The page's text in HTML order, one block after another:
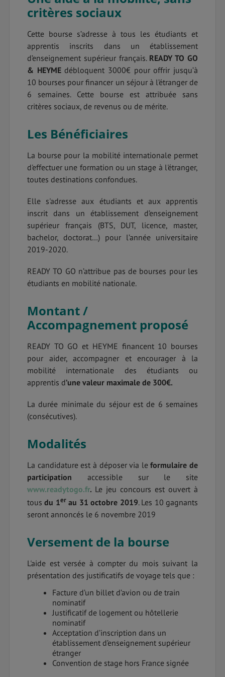
critères sociaux
Cette bourse s’adresse à tous les étudiants et
apprentis inscrits dans un établissement
d’enseignement supérieur français. READY TO GO
& HEYMEdébloquent 3000€ pour offrir jusqu’à
10 bourses pour financer un séjour à l’étranger de
6 semaines. Cette bourse est attribuée sans
critères sociaux, de revenus ou de mérite.
Les Bénéficiaires
La bourse pour la mobilité internationale permet
d'effectuer une formation ou un stage à l'étranger,
toutes destinations confondues.
Elle s'adresse aux étudiants et aux apprentis
inscrit dans un établissement d’enseignement
supérieur français (BTS, DUT, licence, master,
bachelor, doctorat…) pour l’année universitaire
2019-2020.
READY TO GO n’attribue pas de bourses pour les
étudiants en mobilité nationale.
Montant /
Accompagnement proposé
READY TO GO et HEYME financent 10 bourses
pour aider, accompagner et encourager à la
mobilité internationale des étudiants ou
apprentis d’une valeur maximale de 300€.
La durée minimale du séjour est de 6 semaines
(consécutives).
Modalités
La candidature est à déposer via leformulaire de
participation accessible sur le site
www.readytogo.fr. Le jeu concours est ouvert à
tousdu 1erau 31 octobre 2019. Les 10 gagnants
seront annoncés le 6 novembre 2019
Versement de la bourse
L'aide est versée à compter du mois suivant la
présentation des justificatifs de voyage tels que :
Facture d’un billet d’avion ou de train
nominatif
Justificatif de logement ou hôtellerie
nominatif
Acceptation d’inscription dans un
établissement d’enseignement supérieur
étranger
Convention de stage hors France signée